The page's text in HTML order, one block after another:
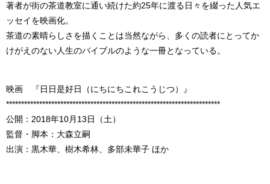
著者が街の茶道教室に通い続けた約25年に渡る日々を綴った人気エ
ッセイを映画化。
茶道の素晴らしさを描くことは当然ながら、多くの読者にとってか
けがえのない人生のバイブルのような一冊となっている。
映画 『日日是好日（にちにちこれこうじつ）』
***********************************************************************
公開：2018年10月13日（土）
監督・脚本：大森立嗣
出演：黒木華、樹木希林、多部未華子 ほか